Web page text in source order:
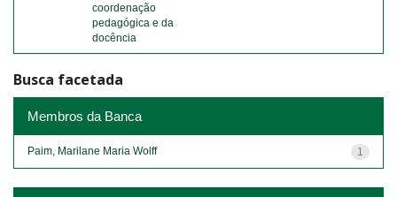
coordenação
pedagógica e da
docência
Busca facetada
Membros da Banca
1
Paim, Marilane Maria Wolff